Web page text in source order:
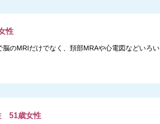
性
のMRIだけでなく、頚部MRAや心電図などいろ
51歳女性